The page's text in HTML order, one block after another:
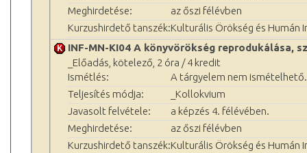
Meghirdetése:
az őszi félévben
Kurzushirdető tanszék:Kulturális Örökség és Humán
INF-MN-KI04 A könyvörökség reprodukálása,
_Előadás, kötelező, 2 óra / 4 kredit
Ismétlés:
A tárgyelem nem ismételhető.
Teljesítés módja:
_Kollokvium
Javasolt felvétele:
a képzés 4. félévében.
Meghirdetése:
az őszi félévben
Kurzushirdető tanszék:Kulturális Örökség és Humán